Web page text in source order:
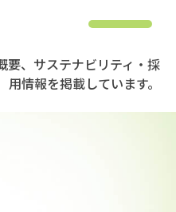
要、サステナビリティ・採
用情報を掲載しています。